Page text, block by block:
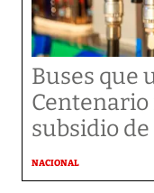
Buses que
subsidio
NACIONAL